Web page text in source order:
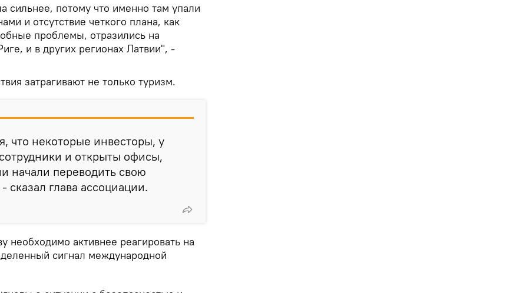
сильнее, потому что именно там упали
и отсутствие четкого плана, как
проблемы, отразились на
и в других регионах Латвии", -
затрагивают не только туризм.
что некоторые инвесторы, у
и открыты офисы,
начали переводить свою
сказал глава ассоциации.
необходимо активнее реагировать на
сигнал международной